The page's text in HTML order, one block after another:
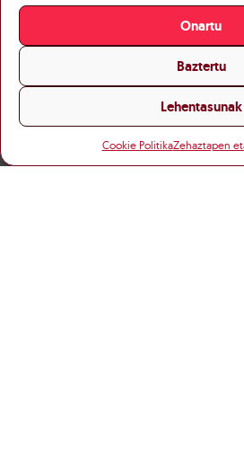
Onartu
Baztertu
Lehentasunak
Cookie PolitikaZehaztapen